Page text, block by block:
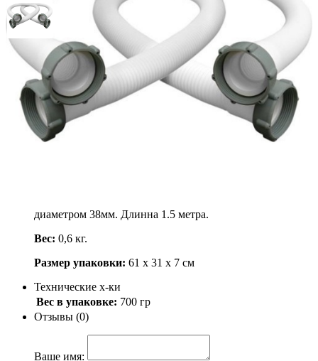
Шланг для фильтрующего
насоса 38мм intex 29060
Артикул: 29060
диаметром 38мм. Длинна 1.5 метра.
Вес: 0,6 кг.
Размер упаковки: 61 х 31 х 7 см
Технические х-ки
Вес в упаковке: 700 гр
Отзывы (0)
Ваше имя: